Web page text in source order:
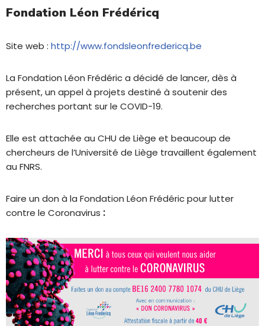
Fondation Léon Frédéricq
Site web : http://www.fondsleonfredericq.be
La Fondation Léon Frédéric a décidé de lancer, dès à
présent, un appel à projets destiné à soutenir des
recherches portant sur le COVID-19.
Elle est attachée au CHU de Liège et beaucoup de
chercheurs de l’Université de Liège travaillent également
au FNRS.
Faire un don à la Fondation Léon Frédéric pour lutter
contre le Coronavirus :